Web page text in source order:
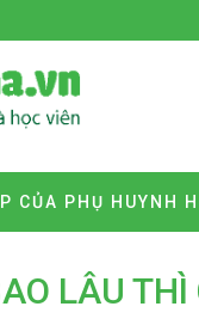
CỦA PHỤ HUYNH
LÂU